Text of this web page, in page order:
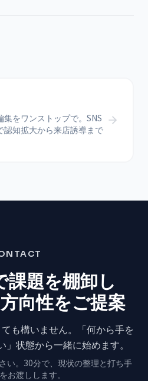
集をワンストップで。SNS
認知拡大から来店誘導まで
課題を棚卸し
向性をご提案
も構いません。
「何から手を
」状態から一緒に始めます。
い。 30分で、現状の整理と打ち手
お渡しします。